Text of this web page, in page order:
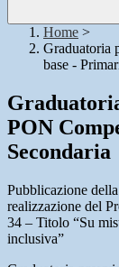
Home >
Graduatoria
base -
PON
Secondaria
Pubblicazione
realizzazione del
34 – Titolo “Su
inclusiva”